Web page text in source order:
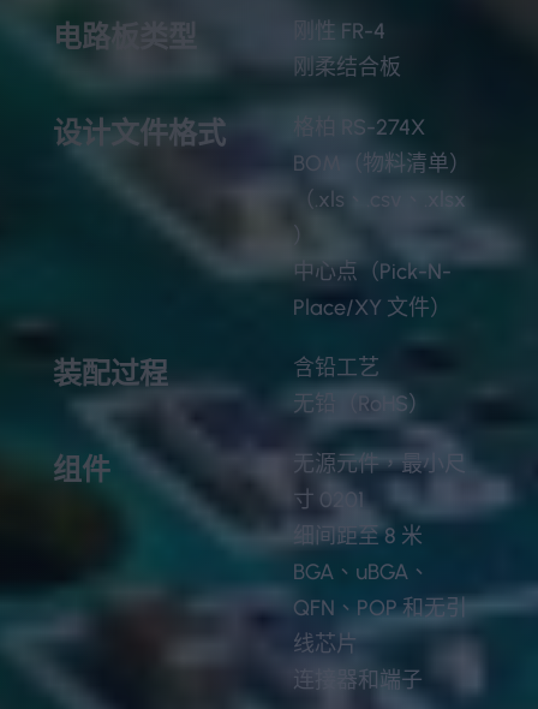
电路板类型
刚性 FR-4
刚柔结合板
设计文件格式
格柏 RS-274X
BOM（物料清单）
（.xls、.csv、.xlsx
）
中心点（Pick-N-
Place/XY 文件）
装配过程
含铅工艺
无铅（RoHS）
组件
无源元件，最小尺
寸 0201
细间距至 8 米
BGA、uBGA、
QFN、POP 和无引
线芯片
连接器和端子